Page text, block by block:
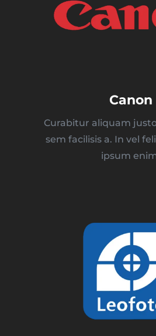
Canon
Curabitur aliquam
sem facilisis a. In vel
ipsum